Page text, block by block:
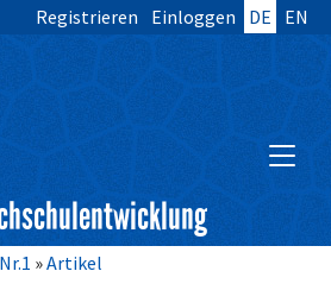
Registrieren Einloggen DE EN
Artikel